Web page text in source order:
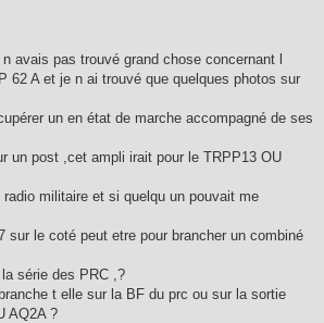
avais pas trouvé grand chose concernant l
62 A et je n ai trouvé que quelques photos sur
un en état de marche accompagné de ses
un post ,cet ampli irait pour le TRPP13 OU
militaire et si quelqu un pouvait me
sur le coté peut etre pour brancher un combiné
série des PRC ,?
t elle sur la BF du prc ou sur la sortie
AQ2A ?